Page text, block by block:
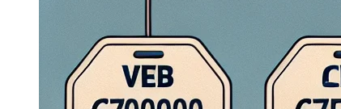
Navigatie BMW X3 E83
Navigatie BMW X3 f25
Dacia Logan
Navigație Dacia Logan 1 (2004–2012)
Navigație Dacia Logan 2 (2012–2020)
Navigație Dacia Logan 3 (2020–Prezent)